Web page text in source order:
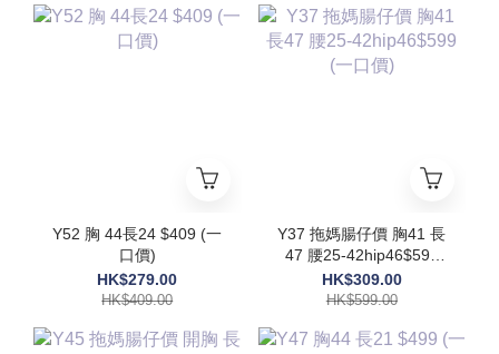
Y52 胸 44長24 $409 (一
口價)
HK$279.00
HK$409.00
Y37 拖媽腸仔價 胸41 長
47 腰25-42hip46$599
(一口價)
HK$309.00
HK$599.00